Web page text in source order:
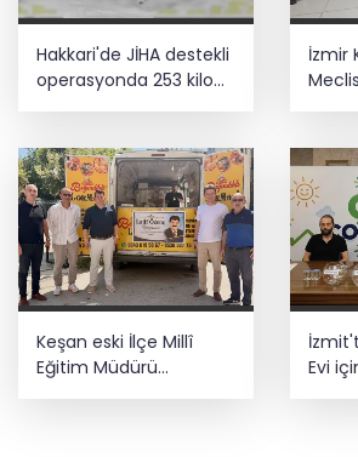
Hakkari'de JİHA destekli
operasyonda 253 kilo
esrar ele geçirildi
İzmir
Keşan eski İlçe Millî
Eğitim Müdürü
Evi